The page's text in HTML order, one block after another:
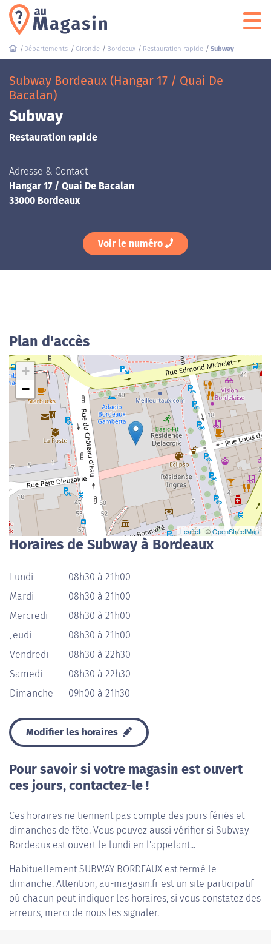
Départements Gironde Bordeaux Restauration rapide Subway
Subway Bordeaux (Hangar 17 / Quai De
Bacalan)
Subway
Restauration rapide
Adresse & Contact
Hangar 17 / Quai De Bacalan
33000 Bordeaux
Voir le numéro
Plan d'accès
+
−
Leaflet | ©OpenStreetMap
Horaires de Subway à Bordeaux
Lundi
08h30 à 21h00
Mardi
08h30 à 21h00
Mercredi
08h30 à 21h00
Jeudi
08h30 à 21h00
Vendredi
08h30 à 22h30
Samedi
08h30 à 22h30
Dimanche
09h00 à 21h30
Modifier les horaires
Pour savoir si votre magasin est ouvert
ces jours, contactez-le !
Ces horaires ne tiennent pas compte des jours fériés et
dimanches de fête. Vous pouvez aussi vérifier si Subway
Bordeaux est ouvert le lundi en l'appelant...
HabituellementSUBWAY BORDEAUX est fermé le
dimanche. Attention, au-magasin.fr est un site participatif
où chacun peut indiquer les horaires, si vous constatez des
erreurs, merci de nous les signaler.